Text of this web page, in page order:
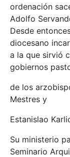
ordenación
Adolfo
Desde
diocesano
a la que sirvió
gobiernos
de los
Mestres y
Estanislao
Su ministerio
Seminario